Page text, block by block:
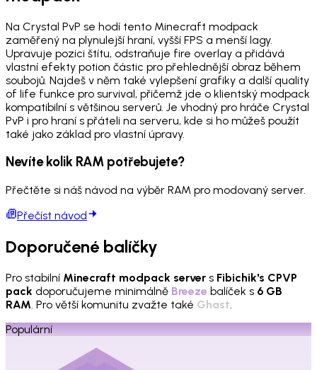
Na Crystal PvP se hodí tento Minecraft modpack
zaměřený na plynulejší hraní, vyšší FPS a menší lagy.
Upravuje pozici štítu, odstraňuje fire overlay a přidává
vlastní efekty potion částic pro přehlednější obraz během
soubojů. Najdeš v něm také vylepšení grafiky a další quality
of life funkce pro survival, přičemž jde o klientský modpack
kompatibilní s většinou serverů. Je vhodný pro hráče Crystal
PvP i pro hraní s přáteli na serveru, kde si ho můžeš použít
také jako základ pro vlastní úpravy.
Nevíte kolik RAM potřebujete?
Přečtěte si náš návod na výběr RAM pro modovaný server.
Přečíst návod
Doporučené balíčky
Pro stabilní Minecraft modpack server s Fibichik's CPVP
pack doporučujeme minimálně Breeze balíček s 6 GB
RAM. Pro větší komunitu zvažte také Ghast.
Populární